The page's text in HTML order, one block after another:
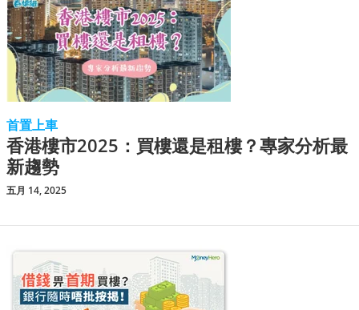
首置上車
香港樓市2025：買樓還是租樓？專家分析最
新趨勢
五月 14, 2025